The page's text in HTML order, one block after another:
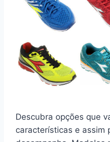
Descubra opções que
características e assim